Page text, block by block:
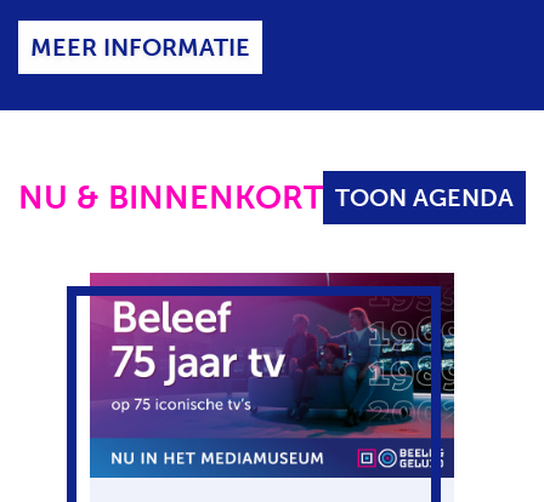
T
E
L
I
MEER INFORMATIE
NU & BINNENKORT TOON AGENDA